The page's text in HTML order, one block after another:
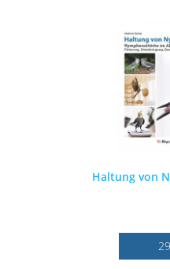
Haltung von